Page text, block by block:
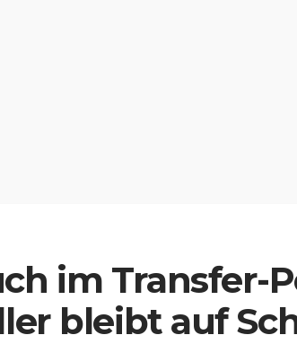
im Transfer-
bleibt auf